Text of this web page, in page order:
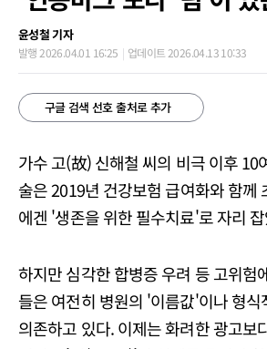
윤성철 기자
발행 2026.04.01 16:25 업데이트 2026.04.13 10:33
구글 검색 선호 출처로 추가
가수 고(故) 신해철 씨의 비극 이후 10
술은 2019년 건강보험 급여화와 함께
에겐 '생존을 위한 필수치료'로 자리
하지만 심각한 합병증 우려 등 고위험
들은 여전히 병원의 '이름값'이나 형
의존하고 있다. 이제는 화려한 광고보